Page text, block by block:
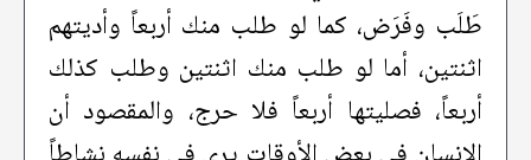
طَلَب وفَرَض، كما لو طلب منك أربعاً وأديتهم
اثنتين، أما لو طلب منك اثنتين وطلب كذلك
أربعاً، فصليتها أربعاً فلا حرج، والمقصود أن